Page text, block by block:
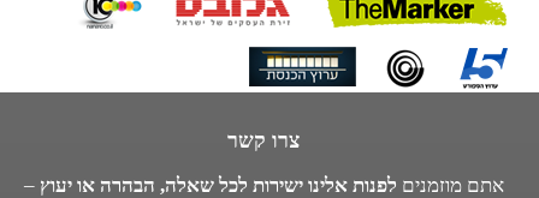
צרו קשר
אתם מוזמנים לפנות אלינו ישירות לכל שאלה, הבהרה או יעוץ –